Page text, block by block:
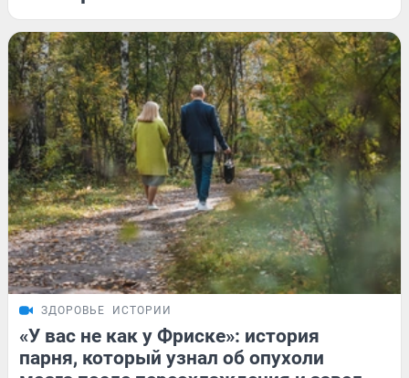
ЗДОРОВЬЕ ИСТОРИИ
«У вас не как у Фриске»: история
парня, который узнал об опухоли